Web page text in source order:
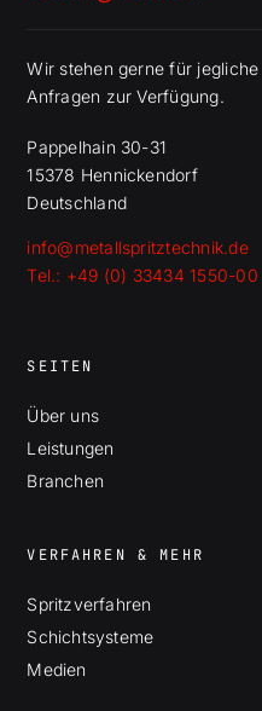
Wir stehen gerne für jegliche
Anfragen zur Verfügung.
Pappelhain 30-31
15378 Hennickendorf
Deutschland
info@metallspritztechnik.de
Tel.: +49 (0) 33434 1550-00
SEITEN
Über uns
Leistungen
Branchen
VERFAHREN & MEHR
Spritzverfahren
Schichtsysteme
Medien